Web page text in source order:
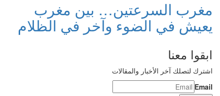
مغرب السرعتين… بين مغرب
يعيش في الضوء وآخر في الظلام
ابقوا معنا
اشترك لتصلك آخر الأخبار والمقالات
Email